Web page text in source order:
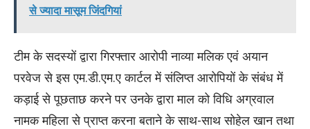
से ज्यादा मासूम जिंदगियां
टीम के सदस्यों द्वारा गिरफ्तार आरोपी नाव्या मलिक एवं अयान
परवेज से इस एम.डी.एम.ए कार्टल में संलिप्त आरोपियों के संबंध में
कड़ाई से पूछताछ करने पर उनके द्वारा माल को विधि अग्रवाल
नामक महिला से प्राप्त करना बताने के साथ-साथ सोहेल खान तथा